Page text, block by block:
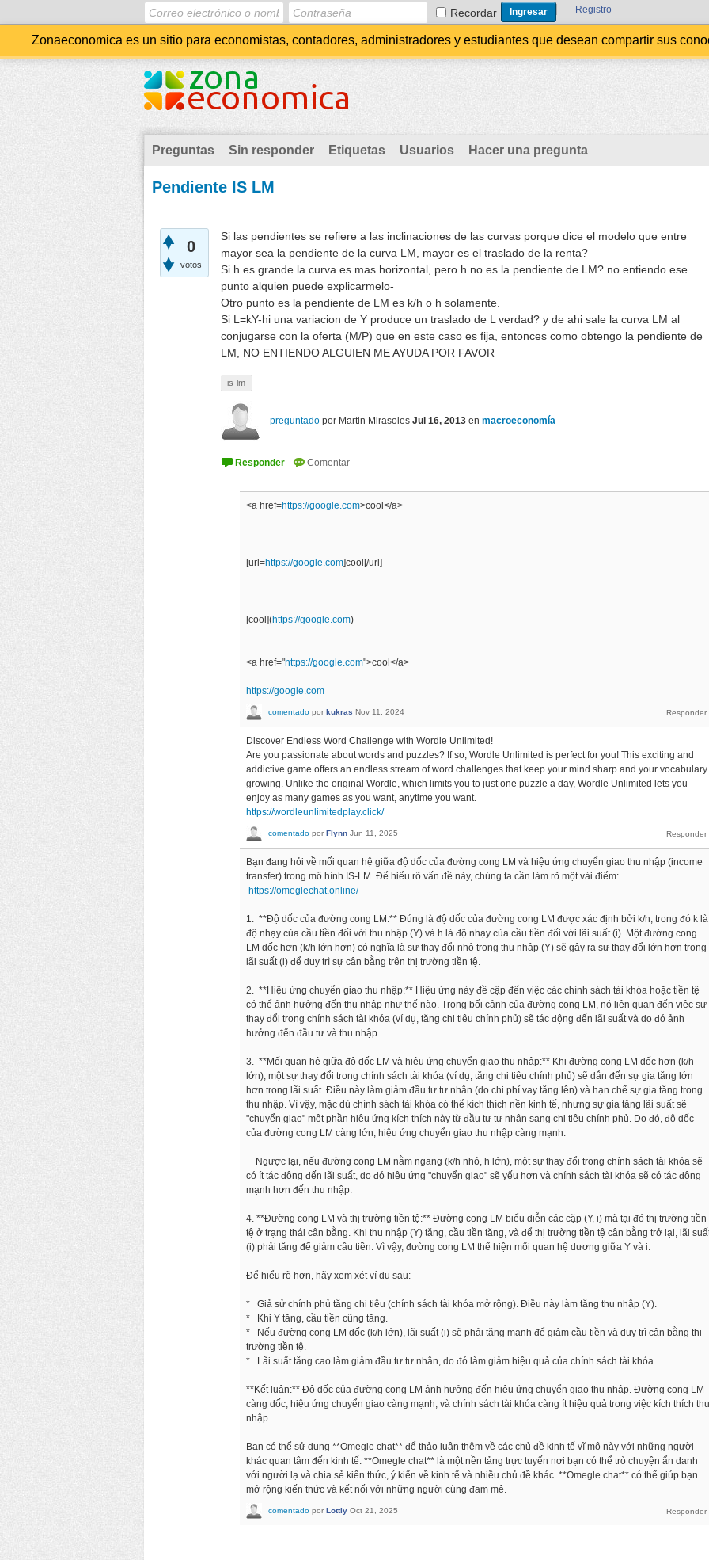
Recordar Registro
Zonaeconomica es un sitio para economistas, contadores, administradores y estudiantes que desean compartir sus
Preguntas Sin responder Etiquetas Usuarios Hacer una pregunta
Pendiente IS LM
0
votos
Si las pendientes se refiere a las inclinaciones de las curvas porque dice el modelo que entre
mayor sea la pendiente de la curva LM, mayor es el traslado de la renta?
Si h es grande la curva es mas horizontal, pero h no es la pendiente de LM? no entiendo ese
punto alquien puede explicarmelo-
Otro punto es la pendiente de LM es k/h o h solamente.
Si L=kY-hi una variacion de Y produce un traslado de L verdad? y de ahi sale la curva LM al
conjugarse con la oferta (M/P) que en este caso es fija, entonces como obtengo la pendiente de
LM, NO ENTIENDO ALGUIEN ME AYUDA POR FAVOR
is-lm
preguntado por Martin Mirasoles Jul 16, 2013 en macroeconomía
<a href=https://google.com>cool</a>
[url=https://google.com]cool[/url]
[cool](https://google.com)
<a href="https://google.com">cool</a>
https://google.com
comentado por kukras Nov 11, 2024
Discover Endless Word Challenge with Wordle Unlimited!
Are you passionate about words and puzzles? If so, Wordle Unlimited is perfect for you! This exciting and
addictive game offers an endless stream of word challenges that keep your mind sharp and your vocabulary
growing. Unlike the original Wordle, which limits you to just one puzzle a day, Wordle Unlimited lets you
enjoy as many games as you want, anytime you want.
https://wordleunlimitedplay.click/
comentado por Flynn Jun 11, 2025
Bạn đang hỏi về mối quan hệ giữa độ dốc của đường cong LM và hiệu ứng chuyển giao thu nhập (income
transfer) trong mô hình IS-LM. Để hiểu rõ vấn đề này, chúng ta cần làm rõ một vài điểm:
https://omeglechat.online/
1. **Độ dốc của đường cong LM:** Đúng là độ dốc của đường cong LM được xác định bởi k/h, trong đó k là
độ nhạy của cầu tiền đối với thu nhập (Y) và h là độ nhạy của cầu tiền đối với lãi suất (i). Một đường cong
LM dốc hơn (k/h lớn hơn) có nghĩa là sự thay đổi nhỏ trong thu nhập (Y) sẽ gây ra sự thay đổi lớn hơn trong
lãi suất (i) để duy trì sự cân bằng trên thị trường tiền tệ.
2. **Hiệu ứng chuyển giao thu nhập:** Hiệu ứng này đề cập đến việc các chính sách tài khóa hoặc tiền tệ
có thể ảnh hưởng đến thu nhập như thế nào. Trong bối cảnh của đường cong LM, nó liên quan đến việc sự
thay đổi trong chính sách tài khóa (ví dụ, tăng chi tiêu chính phủ) sẽ tác động đến lãi suất và do đó ảnh
hưởng đến đầu tư và thu nhập.
3. **Mối quan hệ giữa độ dốc LM và hiệu ứng chuyển giao thu nhập:** Khi đường cong LM dốc hơn (k/h
lớn), một sự thay đổi trong chính sách tài khóa (ví dụ, tăng chi tiêu chính phủ) sẽ dẫn đến sự gia tăng lớn
hơn trong lãi suất. Điều này làm giảm đầu tư tư nhân (do chi phí vay tăng lên) và hạn chế sự gia tăng trong
thu nhập. Vì vậy, mặc dù chính sách tài khóa có thể kích thích nền kinh tế, nhưng sự gia tăng lãi suất sẽ
"chuyển giao" một phần hiệu ứng kích thích này từ đầu tư tư nhân sang chi tiêu chính phủ. Do đó, độ dốc
của đường cong LM càng lớn, hiệu ứng chuyển giao thu nhập càng mạnh.
Ngược lại, nếu đường cong LM nằm ngang (k/h nhỏ, h lớn), một sự thay đổi trong chính sách tài khóa sẽ
có ít tác động đến lãi suất, do đó hiệu ứng "chuyển giao" sẽ yếu hơn và chính sách tài khóa sẽ có tác động
mạnh hơn đến thu nhập.
4. **Đường cong LM và thị trường tiền tệ:** Đường cong LM biểu diễn các cặp (Y, i) mà tại đó thị trường tiền
tệ ở trạng thái cân bằng. Khi thu nhập (Y) tăng, cầu tiền tăng, và để thị trường tiền tệ cân bằng trở lại, lãi
(i) phải tăng để giảm cầu tiền. Vì vậy, đường cong LM thể hiện mối quan hệ dương giữa Y và i.
Để hiểu rõ hơn, hãy xem xét ví dụ sau:
* Giả sử chính phủ tăng chi tiêu (chính sách tài khóa mở rộng). Điều này làm tăng thu nhập (Y).
* Khi Y tăng, cầu tiền cũng tăng.
* Nếu đường cong LM dốc (k/h lớn), lãi suất (i) sẽ phải tăng mạnh để giảm cầu tiền và duy trì cân bằng thị
trường tiền tệ.
* Lãi suất tăng cao làm giảm đầu tư tư nhân, do đó làm giảm hiệu quả của chính sách tài khóa.
**Kết luận:** Độ dốc của đường cong LM ảnh hưởng đến hiệu ứng chuyển giao thu nhập. Đường cong LM
càng dốc, hiệu ứng chuyển giao càng mạnh, và chính sách tài khóa càng ít hiệu quả trong việc kích thích thu
nhập.
Bạn có thể sử dụng **Omegle chat** để thảo luận thêm về các chủ đề kinh tế vĩ mô này với những người
khác quan tâm đến kinh tế. **Omegle chat** là một nền tảng trực tuyến nơi bạn có thể trò chuyện ẩn danh
với người lạ và chia sẻ kiến thức, ý kiến về kinh tế và nhiều chủ đề khác. **Omegle chat** có thể giúp bạn
mở rộng kiến thức và kết nối với những người cùng đam mê.
comentado por Lottly Oct 21, 2025